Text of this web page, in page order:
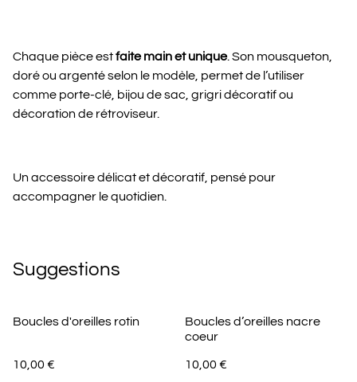
Chaque pièce estfaite main et unique. Son mousqueton,
doré ou argenté selon le modèle, permet de l’utiliser
comme porte-clé, bijou de sac, grigri décoratif ou
décoration de rétroviseur.
Un accessoire délicat et décoratif, pensé pour
accompagner le quotidien.
Suggestions
Boucles d'oreilles rotin
10,00 €
Boucles d’oreilles nacre
coeur
10,00 €